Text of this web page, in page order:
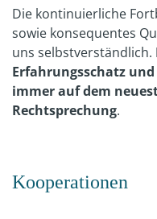
Die kontinuierliche
sowie konsequentes
uns selbstverständlich.
Erfahrungsschatz
immer auf dem
Rechtsprechung.
Kooperationen